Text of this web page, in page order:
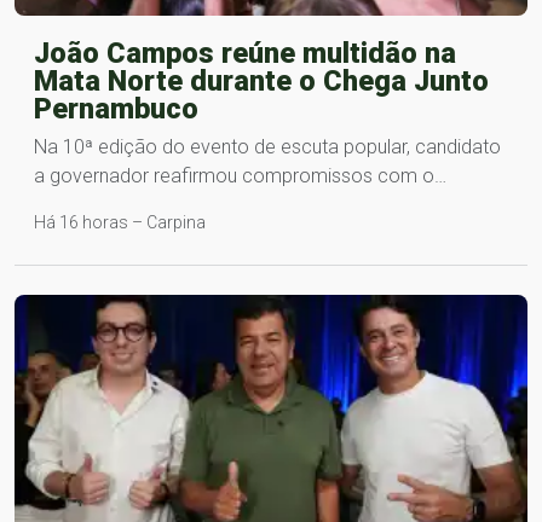
João Campos reúne multidão na
Mata Norte durante o Chega Junto
Pernambuco
Na 10ª edição do evento de escuta popular, candidato
a governador reafirmou compromissos com o…
Há 16 horas – Carpina